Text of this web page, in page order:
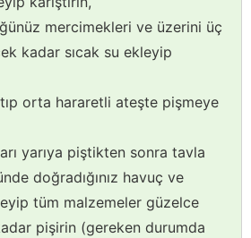
mercimekleri ve üzerini üç
kadar sıcak su ekleyip
orta hararetli ateşte pişmeye
yarıya piştikten sonra tavla
doğradığınız havuç ve
tüm malzemeler güzelce
pişirin (gereken durumda